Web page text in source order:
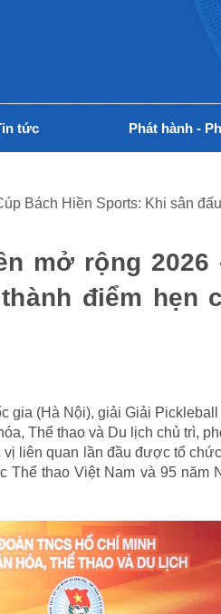
tức Phát hành -
Bách Hiền Sports: Khi sân
mở rộng 2026
điểm hẹn
gia (Hà Nội), giải Giải
Thể thao và Du lịch chủ trì,
liên quan lần đầu được tổ
Thể thao Việt Nam và 95 năm